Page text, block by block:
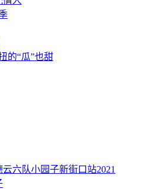
的“瓜”也甜
六队小园子新街口站2021